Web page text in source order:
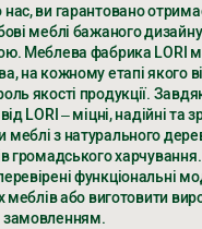
ви гарантовано
меблі бажаного
Меблева фабрика LORI
на кожному етапі якого
якості продукції.
LORI – міцні, надійні та
з натурального
громадського
функціональні
меблів або виготовити
замовленням.